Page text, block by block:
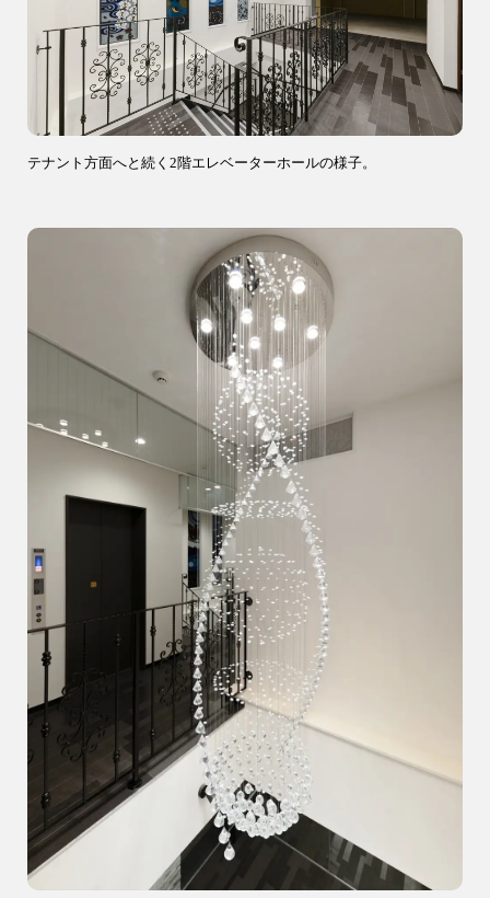
テナント方面へと続く2階エレベーターホールの様子。
メンテナンス 安心保証制度
ブログ・コラム スタッフ紹介
リフォーム・
リノベーション